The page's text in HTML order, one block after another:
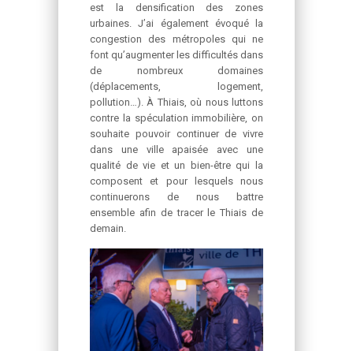
est la densification des zones
urbaines. J’ai également évoqué la
congestion des métropoles qui ne
font qu’augmenter les difficultés dans
de nombreux domaines
(déplacements, logement,
pollution…). À Thiais, où nous luttons
contre la spéculation immobilière, on
souhaite pouvoir continuer de vivre
dans une ville apaisée avec une
qualité de vie et un bien-être qui la
composent et pour lesquels nous
continuerons de nous battre
ensemble afin de tracer le Thiais de
demain.